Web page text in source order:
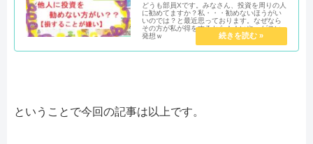
どうも部員Xです。みなさん、投資を周りの人
に勧めてますか？私・・・勧めないほうがい
いのでは？と最近思っております。なぜなら
その方が私が得をするから！！いや～ゲスい
発想ｗ
ということで今回の記事は以上です。